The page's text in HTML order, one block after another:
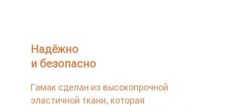
Надёжно
и безопасно
Гамак сделан из высокопрочной
эластичной ткани, которая